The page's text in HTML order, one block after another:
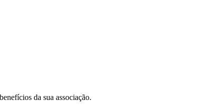
da sua associação.